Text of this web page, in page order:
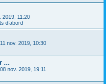
2019, 11:20
d’abord
11 nov. 2019, 10:30
...
08 nov. 2019, 19:11